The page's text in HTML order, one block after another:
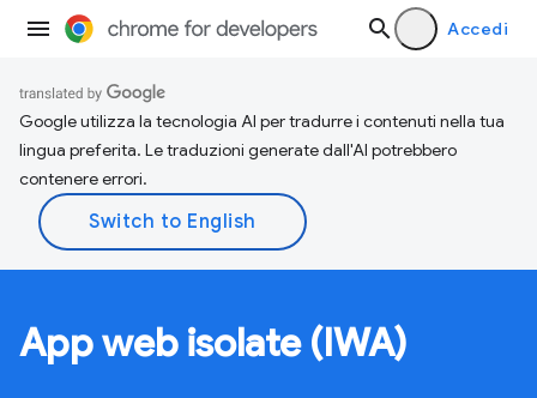
Accedi
Google utilizza la tecnologia AI per tradurre i contenuti nella tua
lingua preferita. Le traduzioni generate dall'AI potrebbero
contenere errori.
App web isolate (IWA)